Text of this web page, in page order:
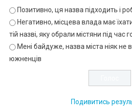
Позитивно, ця назва підходить і
Негативно, місцева влада має
тій назві, яку обрали містяни під час
Мені байдуже, назва міста ніяк не
южненців
Подивитись